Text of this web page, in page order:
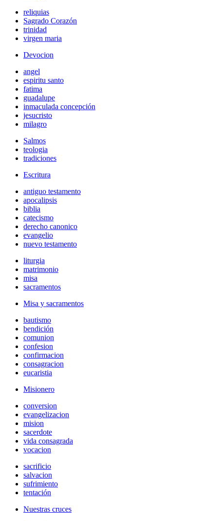
reliquias
Sagrado Corazón
trinidad
virgen maria
Devocion
angel
espiritu santo
fatima
guadalupe
inmaculada concepción
jesucristo
milagro
Salmos
teologia
tradiciones
Escritura
antiguo testamento
apocalipsis
biblia
catecismo
derecho canonico
evangelio
nuevo testamento
liturgia
matrimonio
misa
sacramentos
Misa y sacramentos
bautismo
bendición
comunion
confesion
confirmacion
consagracion
eucaristia
Misionero
conversion
evangelizacion
mision
sacerdote
vida consagrada
vocacion
sacrificio
salvacion
sufrimiento
tentación
Nuestras cruces